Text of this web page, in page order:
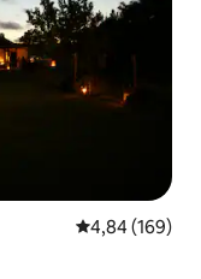
Gemiddelde
4,84 (169)